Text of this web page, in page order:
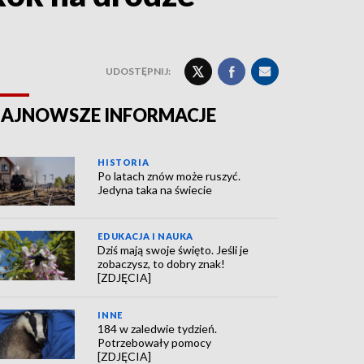
UDOSTĘPNIJ:
INFORMACJE
HISTORIA
Po latach znów może ruszyć.
Jedyna taka na świecie
EDUKACJA I NAUKA
Dziś mają swoje święto. Jeśli je
zobaczysz, to dobry znak!
[ZDJĘCIA]
INNE
184 w zaledwie tydzień.
Potrzebowały pomocy
[ZDJĘCIA]